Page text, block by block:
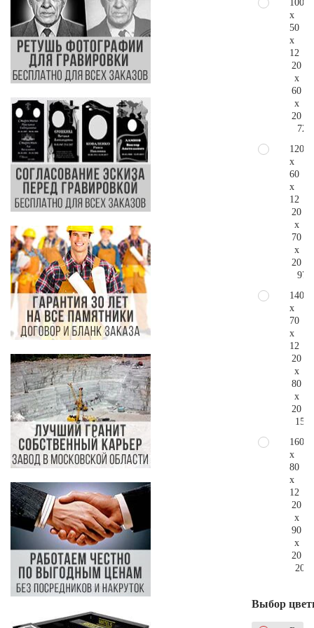
100
x
50
x
12
20
x
60
x
20
120
x
60
x
12
20
x
70
x
20
140
x
70
x
12
20
x
80
x
20
160
x
80
x
12
20
x
90
x
20
Выбор